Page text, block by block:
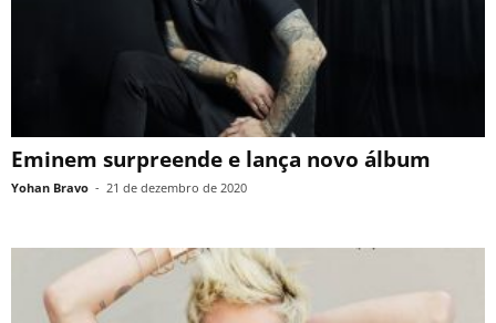
Eminem surpreende e lança novo álbum
Yohan Bravo - 21 de dezembro de 2020